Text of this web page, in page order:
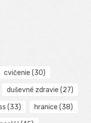
cvičenie (30)
duševné zdravie (27)
(33) hranice (38)